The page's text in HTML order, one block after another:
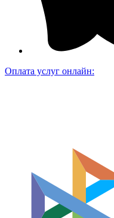
Оплата услуг онлайн: